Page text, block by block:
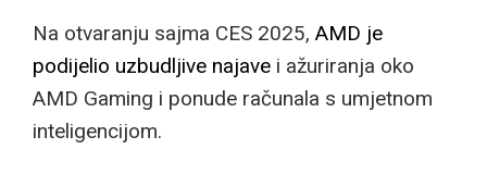
Na otvaranju sajma CES 2025, AMD je
podijelio uzbudljive najave i ažuriranja oko
AMD Gaming i ponude računala s umjetnom
inteligencijom.